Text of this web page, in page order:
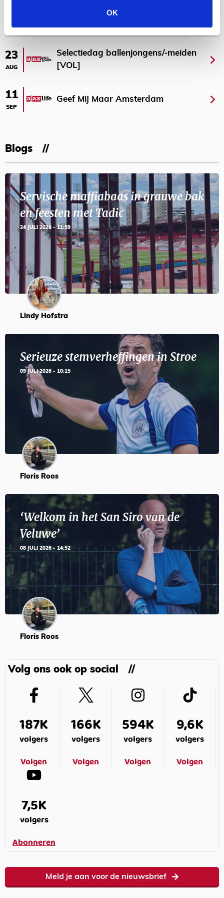
OK
23
AUG
Selectiedag ballenjongens/-meiden
[VOL]
11
SEP
Geef Mij Maar Amsterdam
Blogs
Servische maffiabaas in grauwe bak
en feesten met Tadic
24 JULI 2026 - 11:59
Lindy Hofstra
Serieuze stemverheffingen in Stroe
09 JULI 2026 - 10:15
Floris Roos
‘Welkom in het San Siro van de
Veluwe’
08 JULI 2026 - 14:52
Floris Roos
Volg ons ook op social
187K
volgers
Volgen
166K
volgers
Volgen
594K
volgers
Volgen
9,6K
volgers
Volgen
7,5K
volgers
Abonneren
Meld je aan voor de nieuwsbrief